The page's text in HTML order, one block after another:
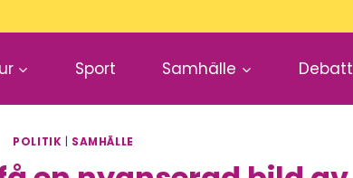
Sport Samhälle Debatt
POLITIK SAMHÄLLE